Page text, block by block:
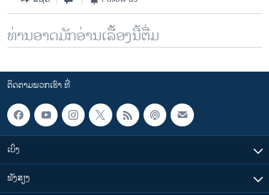
ທ່ານອາດມັກອ່ານເລື້ອງນີ້ຕື່ມ
ຕິດຕາມພວກເຮົາ ທີ່
ເບິ່ງ
ຟັງສຽງ